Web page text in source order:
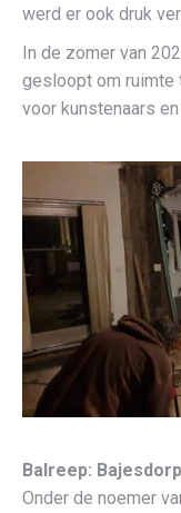
werd er ook druk
In de zomer van
gesloopt om ruimte
voor kunstenaars
Balreep:
Onder de noemer